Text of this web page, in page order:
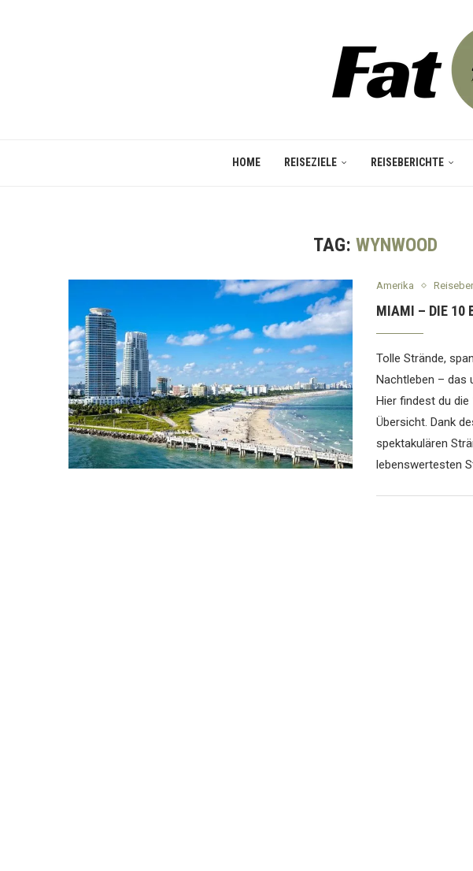
HOME REISEZIELE REISEBERICHTE
TAG: WYNWOOD
Amerika
MIAMI – DIE 10
Tolle Strände,
Nachtleben – das
Hier findest du
Übersicht. Dank
spektakulären
lebenswertesten